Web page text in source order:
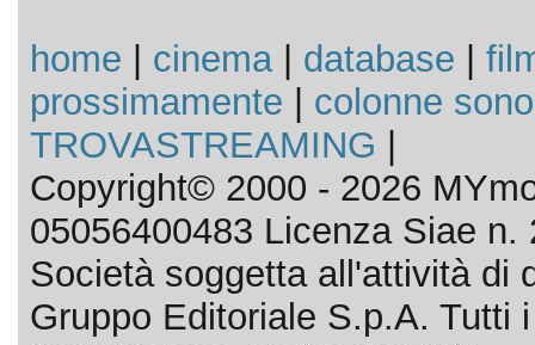
home cinema| database
prossimamente
colonne
TROVASTREAMING
Copyright© 2000 - 2026
05056400483 Licenza Siae n.
Società soggetta all'attività di
Gruppo Editoriale S.p.A. Tutti